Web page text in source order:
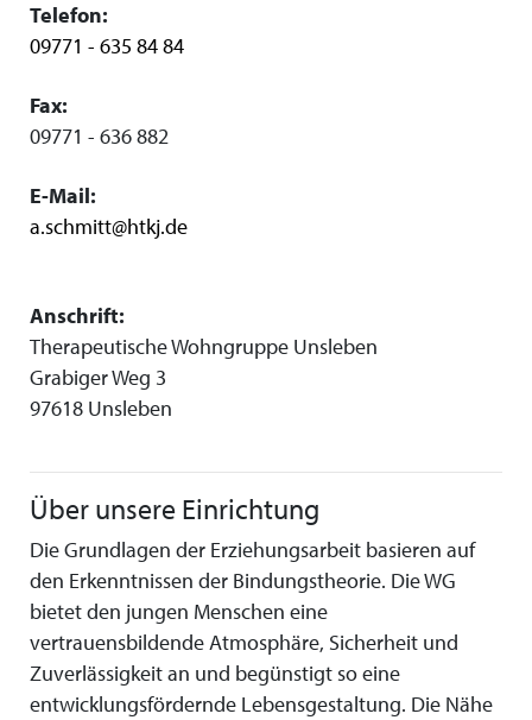
Telefon:
09771 - 635 84 84
Fax:
09771 - 636 882
E-Mail:
a.schmitt@htkj.de
Anschrift:
Therapeutische Wohngruppe Unsleben
Grabiger Weg 3
97618 Unsleben
Über unsere Einrichtung
Die Grundlagen der Erziehungsarbeit basieren auf
den Erkenntnissen der Bindungstheorie. Die WG
bietet den jungen Menschen eine
vertrauensbildende Atmosphäre, Sicherheit und
Zuverlässigkeit an und begünstigt so eine
entwicklungsfördernde Lebensgestaltung. Die Nähe